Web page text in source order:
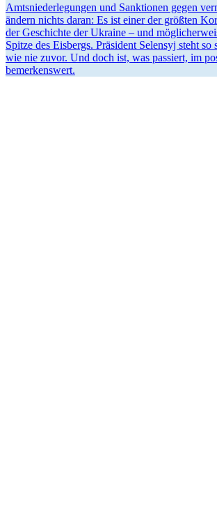
Amts­nie­der­le­gun­gen und Sank­tio­nen gegen
ändern nichts daran: Es ist einer der größten
der Geschichte der Ukraine – und
Spitze des Eis­bergs. Prä­si­dent Selen­syj steht
wie nie zuvor. Und doch ist, was pas­siert, im
bemerkenswert.